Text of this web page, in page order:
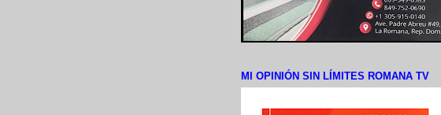
MI OPINIÓN SIN LÍMITES ROMANA TV